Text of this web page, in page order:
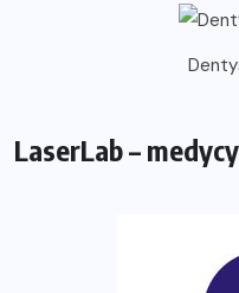
LaserLab –